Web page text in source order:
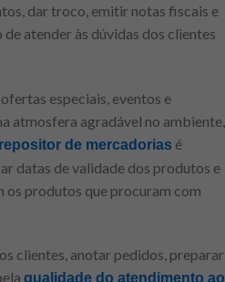
dar troco, emitir notas fiscais e
atender às dúvidas dos clientes
especiais, eventos e
atmosfera agradável no ambiente,
repositor de mercadorias é
datas de validade dos produtos e
os produtos que procuram com
clientes, anotar pedidos, preparar
qualidade do atendimento ao